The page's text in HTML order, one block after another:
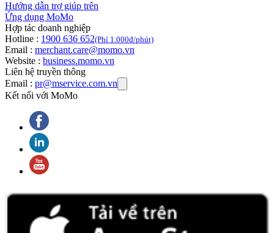
Hướng dẫn trợ giúp trên
Ứng dụng MoMo
Hợp tác doanh nghiệp
Hotline : 1900 636 652(Phí 1.000đ/phút)
Email : merchant.care@momo.vn
Website : business.momo.vn
Liên hệ truyền thông
Email : pr@mservice.com.vn
Kết nối với MoMo